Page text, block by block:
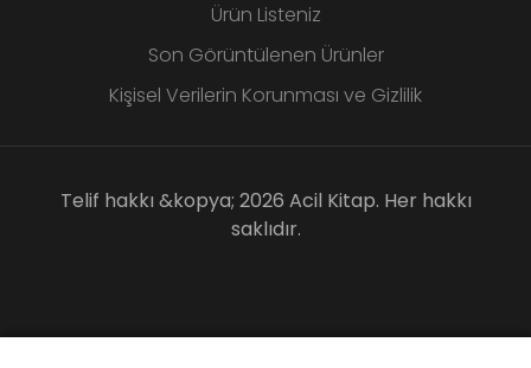
Ürün Listeniz
Son Görüntülenen Ürünler
Kişisel Verilerin Korunması ve Gizlilik
Telif hakkı &kopya; 2026 Acil Kitap. Her hakkı
saklıdır.